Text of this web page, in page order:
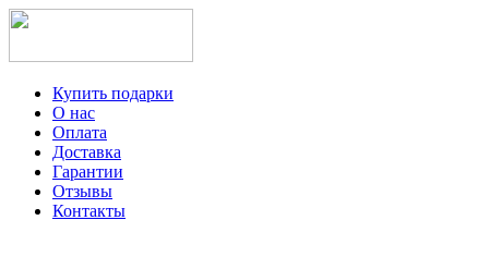
Купить подарки
О нас
Оплата
Доставка
Гарантии
Отзывы
Контакты